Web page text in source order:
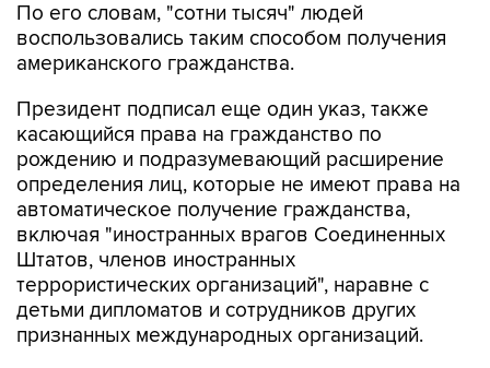
По его словам, "сотни тысяч" людей
воспользовались таким способом получения
американского гражданства.
Президент подписал еще один указ, также
касающийся права на гражданство по
рождению и подразумевающий расширение
определения лиц, которые не имеют права на
автоматическое получение гражданства,
включая "иностранных врагов Соединенных
Штатов, членов иностранных
террористических организаций", наравне с
детьми дипломатов и сотрудников других
признанных международных организаций.